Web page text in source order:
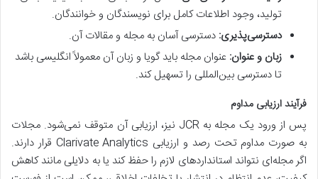
تولید، وجود اطلاعات کامل برای نویسندگان و خوانندگان.
دسترسی‌پذیری: دسترسی آسان به مجله و مقالات آن.
زبان و عنوان: عنوان مجله باید گویا و زبان آن معمولاً انگلیسی باشد
تا دسترسی بین‌المللی را تسهیل کند.
فرآیند ارزیابی مداوم
پس از ورود یک مجله به JCR نیز، ارزیابی آن متوقف نمی‌شود. مجلات
به صورت مداوم تحت رصد و ارزیابی Clarivate Analytics قرار دارند.
اگر مجله‌ای نتواند استانداردهای لازم را حفظ کند یا به دلایلی مانند کاهش